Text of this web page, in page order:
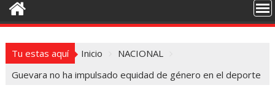
Tu estas aquí Inicio
NACIONAL
Guevara no ha impulsado equidad de género en el deporte